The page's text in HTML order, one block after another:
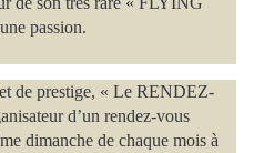
passion.
de prestige, « Le RENDEZ-
d’un rendez-vous
dimanche de chaque mois à